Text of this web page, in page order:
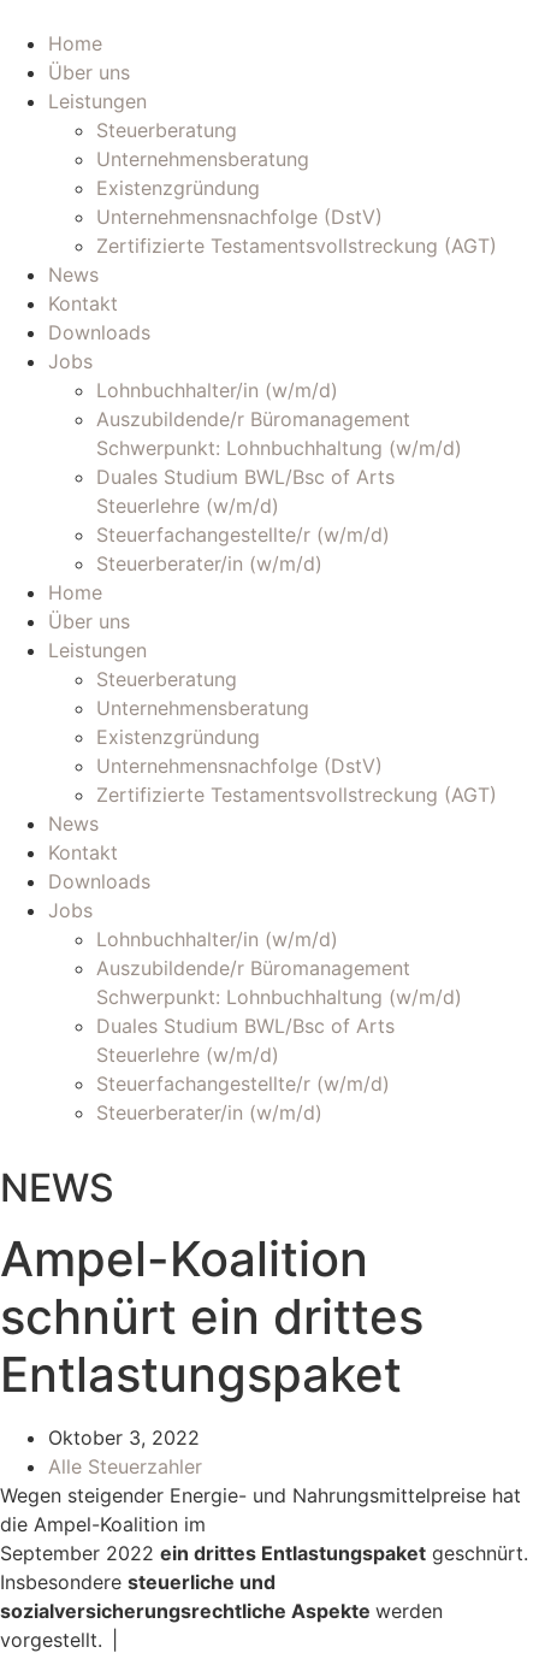
Inhalt
wechseln
Home
Über uns
Leistungen
Steuerberatung
Unternehmensberatung
Existenzgründung
Unternehmensnachfolge (DstV)
Zertifizierte Testamentsvollstreckung (AGT)
News
Kontakt
Downloads
Jobs
Lohnbuchhalter/in (w/m/d)
Auszubildende/r Büromanagement
Schwerpunkt: Lohnbuchhaltung (w/m/d)
Duales Studium BWL/Bsc of Arts
Steuerlehre (w/m/d)
Steuerfachangestellte/r (w/m/d)
Steuerberater/in (w/m/d)
Home
Über uns
Leistungen
Steuerberatung
Unternehmensberatung
Existenzgründung
Unternehmensnachfolge (DstV)
Zertifizierte Testamentsvollstreckung (AGT)
News
Kontakt
Downloads
Jobs
Lohnbuchhalter/in (w/m/d)
Auszubildende/r Büromanagement
Schwerpunkt: Lohnbuchhaltung (w/m/d)
Duales Studium BWL/Bsc of Arts
Steuerlehre (w/m/d)
Steuerfachangestellte/r (w/m/d)
Steuerberater/in (w/m/d)
NEWS
Ampel-Koalition
schnürt ein drittes
Entlastungspaket
Oktober 3, 2022
Alle Steuerzahler
Wegen steigender Energie- und Nahrungsmittelpreise hat
die Ampel-Koalition im
September 2022 ein drittes Entlastungspaket geschnürt.
Insbesondere steuerliche und
sozialversicherungsrechtliche Aspekte werden
vorgestellt. |